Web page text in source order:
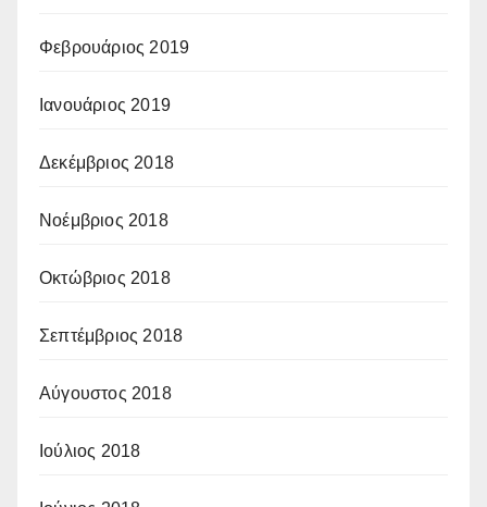
Φεβρουάριος 2019
Ιανουάριος 2019
Δεκέμβριος 2018
Νοέμβριος 2018
Οκτώβριος 2018
Σεπτέμβριος 2018
Αύγουστος 2018
Ιούλιος 2018